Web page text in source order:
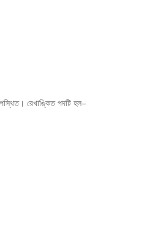
রেখাঙ্কিত পদটি হল–